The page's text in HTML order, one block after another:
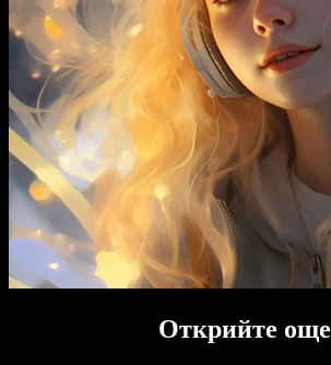
Открийте още